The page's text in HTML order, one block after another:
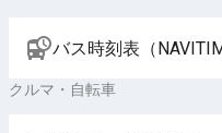
バス時刻表（
クルマ・自転車